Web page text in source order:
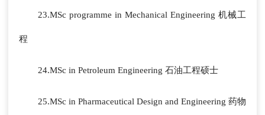
23.MSc programme in Mechanical Engineering 机械工
程
24.MSc in Petroleum Engineering 石油工程硕士
25.MSc in Pharmaceutical Design and Engineering 药物